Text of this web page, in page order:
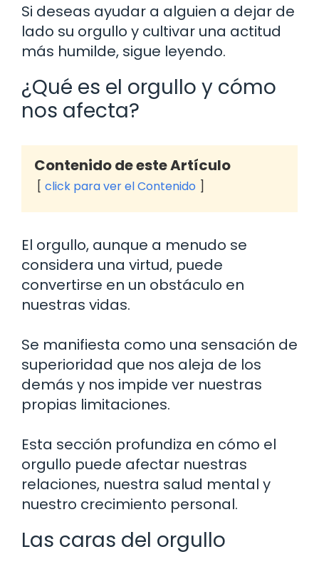
Si deseas ayudar a alguien a dejar de
lado su orgullo y cultivar una actitud
más humilde, sigue leyendo.
¿Qué es el orgullo y cómo
nos afecta?
Contenido de este Artículo
click para ver el Contenido
El orgullo, aunque a menudo se
considera una virtud, puede
convertirse en un obstáculo en
nuestras vidas.
Se manifiesta como una sensación de
superioridad que nos aleja de los
demás y nos impide ver nuestras
propias limitaciones.
Esta sección profundiza en cómo el
orgullo puede afectar nuestras
relaciones, nuestra salud mental y
nuestro crecimiento personal.
Las caras del orgullo